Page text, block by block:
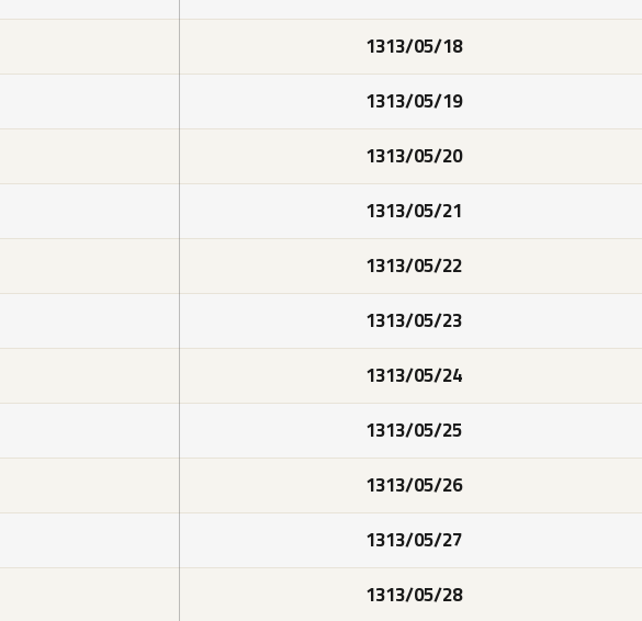
1313/05/18
1313/05/19
1313/05/20
1313/05/21
1313/05/22
1313/05/23
1313/05/24
1313/05/25
1313/05/26
1313/05/27
1313/05/28